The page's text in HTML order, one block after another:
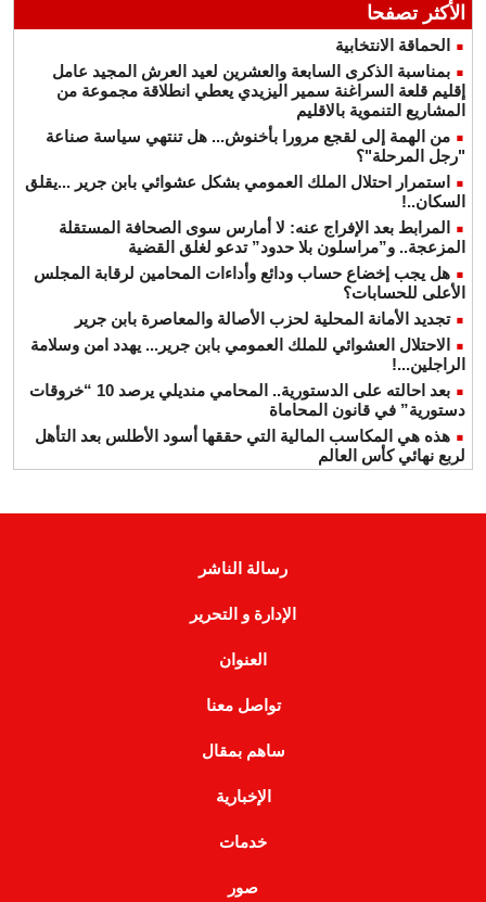
الأكثر تصفحا
الحماقة الانتخابية
بمناسبة الذكرى السابعة والعشرين لعيد العرش المجيد عامل
إقليم قلعة السراغنة سمير اليزيدي يعطي انطلاقة مجموعة من
المشاريع التنموية بالاقليم
من الهمة إلى لقجع مرورا بأخنوش... هل تنتهي سياسة صناعة
"رجل المرحلة"؟
استمرار احتلال الملك العمومي بشكل عشوائي بابن جرير ...يقلق
السكان..!
المرابط بعد الإفراج عنه: لا أمارس سوى الصحافة المستقلة
المزعجة.. و”مراسلون بلا حدود” تدعو لغلق القضية
هل يجب إخضاع حساب ودائع وأداءات المحامين لرقابة المجلس
الأعلى للحسابات؟
تجديد الأمانة المحلية لحزب الأصالة والمعاصرة بابن جرير
الاحتلال العشوائي للملك العمومي بابن جرير... يهدد امن وسلامة
الراجلين...!
بعد احالته على الدستورية.. المحامي منديلي يرصد 10 “خروقات
دستورية” في قانون المحاماة
هذه هي المكاسب المالية التي حققها أسود الأطلس بعد التأهل
لربع نهائي كأس العالم
رسالة الناشر
الإدارة و التحرير
العنوان
تواصل معنا
ساهم بمقال
الإخبارية
خدمات
صور